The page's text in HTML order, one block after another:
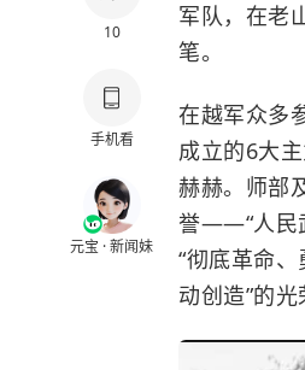
10
手机看
元宝 · 新闻妹
军队，在老
笔。
在越军众多
成立的6大
赫赫。师部
誉——“人民
“彻底革命
动创造”的光